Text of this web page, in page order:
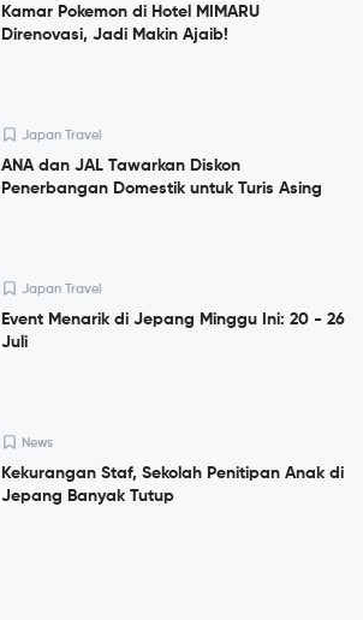
Kamar Pokemon di Hotel MIMARU
Direnovasi, Jadi Makin Ajaib!
Japan Travel
ANA dan JAL Tawarkan Diskon
Penerbangan Domestik untuk Turis Asing
Japan Travel
Event Menarik di Jepang Minggu Ini: 20 - 26
Juli
News
Kekurangan Staf, Sekolah Penitipan Anak di
Jepang Banyak Tutup